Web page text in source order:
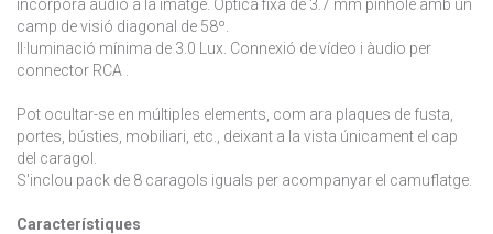
incorpora àudio a la imatge. Òptica fixa de 3.7 mm pinhole amb un
camp de visió diagonal de 58º.
Il·luminació mínima de 3.0 Lux. Connexió de vídeo i àudio per
connector RCA .
Pot ocultar-se en múltiples elements, com ara plaques de fusta,
portes, bústies, mobiliari, etc., deixant a la vista únicament el cap
del caragol.
S'inclou pack de 8 caragols iguals per acompanyar el camuflatge.
Característiques